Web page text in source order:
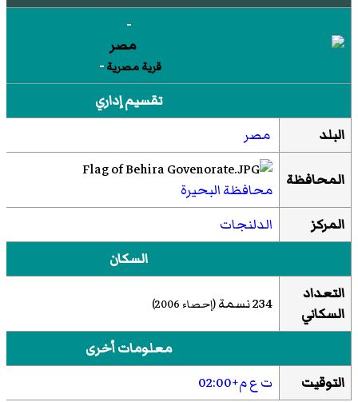
-
قرية مصرية-
تقسيم إداري
البلد
مصر
المحافظة
محافظة البحيرة
المركز
الدلنجات
السكان
التعداد
السكاني
234 نسمة (إحصاء 2006)
معلومات أخرى
التوقيت
ت ع م+02:00